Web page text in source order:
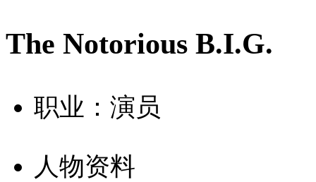
The Notorious B.I.G.
职业：演员
人物资料